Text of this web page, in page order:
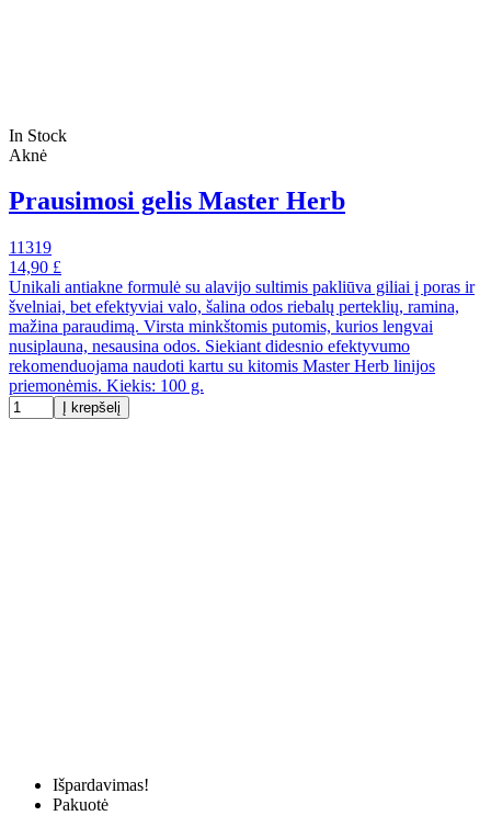
In Stock
Aknė
Prausimosi gelis Master Herb
11319
14,90 £
Unikali antiakne formulė su alavijo sultimis pakliūva giliai į poras ir
švelniai, bet efektyviai valo, šalina odos riebalų perteklių, ramina,
mažina paraudimą. Virsta minkštomis putomis, kurios lengvai
nusiplauna, nesausina odos. Siekiant didesnio efektyvumo
rekomenduojama naudoti kartu su kitomis Master Herb linijos
priemonėmis. Kiekis: 100 g.
Į krepšelį
Išpardavimas!
Pakuotė